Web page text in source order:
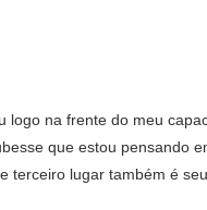
logo na frente do meu
que estou pensando
terceiro lugar também é